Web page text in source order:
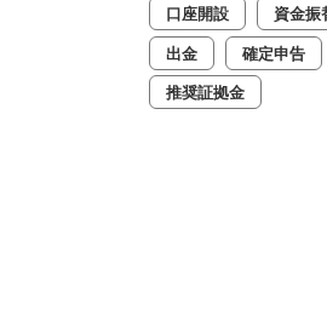
口座開設 資金振
出金 確定申告
推奨証拠金